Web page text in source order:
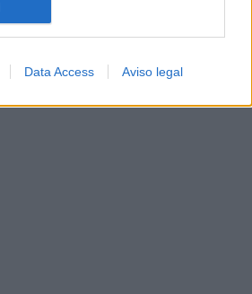
Data Access Aviso legal